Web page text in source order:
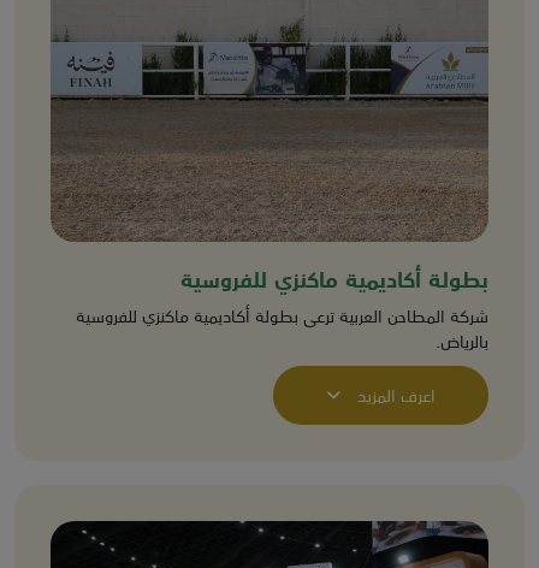
بطولة أكاديمية ماكنزي للفروسية
شركة المطاحن العربية ترعى بطولة أكاديمية ماكنزي للفروسية
بالرياض.
اعرف المزيد